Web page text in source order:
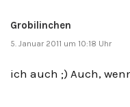
Grobilinchen
5. Januar 2011 um 10:18 Uhr
ich auch ;) Auch,